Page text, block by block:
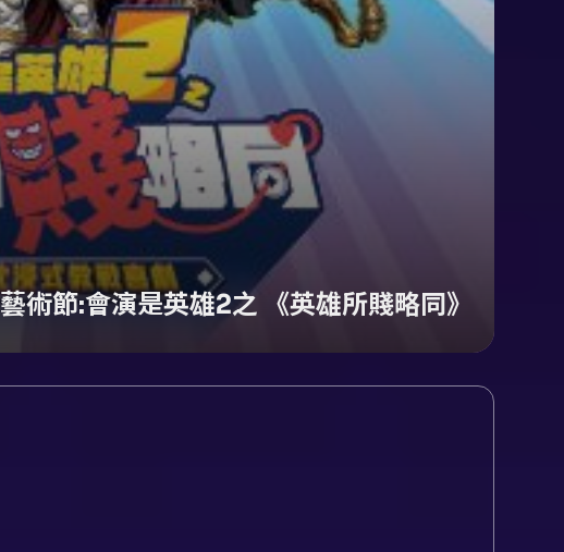
術節:會演是英雄2之 《英雄所賤略同》